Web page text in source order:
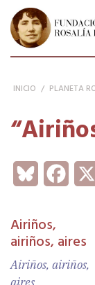
FUNDACIÓN
INICIO / PLANETA
Bluesky
Airiños,
airiños, aires
Airiños, airiños,